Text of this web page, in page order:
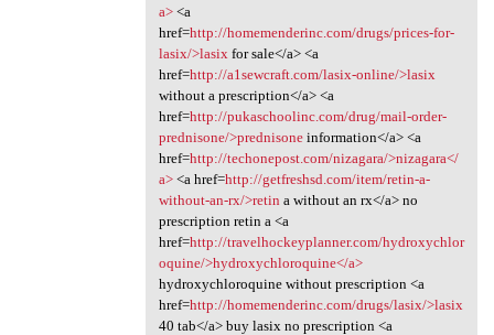
a><a
href=http://homemenderinc.com/drugs/prices-for-
lasix/>lasix for sale</a> <a
href=http://a1sewcraft.com/lasix-online/>lasix
without a prescription</a> <a
href=http://pukaschoolinc.com/drug/mail-order-
prednisone/>prednisoneinformation</a> <a
href=http://techonepost.com/nizagara/>nizagara</
a><a href=http://getfreshsd.com/item/retin-a-
without-an-rx/>retin a without an rx</a> no
prescription retin a <a
href=http://travelhockeyplanner.com/hydroxychlor
oquine/>hydroxychloroquine</a>
hydroxychloroquine without prescription <a
href=http://homemenderinc.com/drugs/lasix/>lasix
40 tab</a> buy lasix no prescription <a